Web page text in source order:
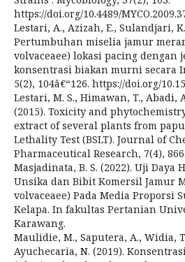
https://doi.org/10.4489/
Lestari, A., Azizah, E., Sulandjari,
Pertumbuhan miselia jamur
volvaceaee) lokasi pacing dengan
konsentrasi biakan murni secara
5(2), 104â€“126. https://doi.org/
Lestari, M. S., Himawan, T., Abadi,
(2015). Toxicity and
extract of several plants from
Lethality Test (BSLT). Journal of
Pharmaceutical Research, 7(4),
Masjadinata, B. S. (2022). Uji Daya
Unsika dan Bibit Komersil Jamur
volvaceaee) Pada Media Proporsi
Kelapa. In fakultas Pertanian
Karawang.
Maulidie, M., Saputera, A., Widia,
Ayuchecaria, N. (2019).